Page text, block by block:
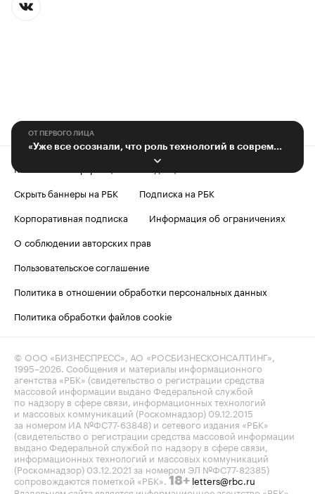
ОТ ПЕРВОГО ЛИЦА
Контактная информация
Редакция
Скрыть баннеры на РБК
Подписка на РБК
Корпоративная подписка
Информация об ограничениях
О соблюдении авторских прав
Пользовательское соглашение
Политика в отношении обработки персональных данных
Политика обработки файлов cookie
© ООО «БИЗНЕСПРЕСС», АО «РОСБИЗНЕСКОНСАЛТИНГ»,
1995–2026 . Сообщения и материалы информационного
агентства «РБК» (свидетельство о регистрации средства
массовой информации выдано Федеральной службой
по надзору в сфере связи, информационных технологий
и массовых коммуникаций (Роскомнадзор) 09.12.2015
за номером ИА №ФС77-63848) и сетевого издания «РБК»
(свидетельство о регистрации средства массовой информации
выдано Федеральной службой по надзору в сфере связи,
информационных технологий и массовых коммуникаций
(Роскомнадзор) 03.12.2021 за номером ЭЛ №ФС77-82385)
сопровождаются пометкой «РБК». 18+ letters@rbc.ru